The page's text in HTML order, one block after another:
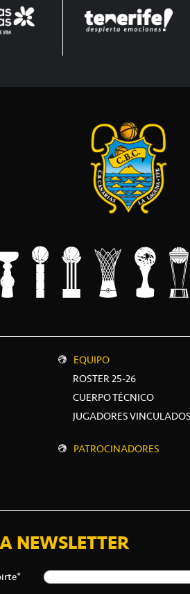
EQUIPO
ROSTER 25-26
CUERPO TÉCNICO
JUGADORES VINCULADOS
PATROCINADORES
NEWSLETTER